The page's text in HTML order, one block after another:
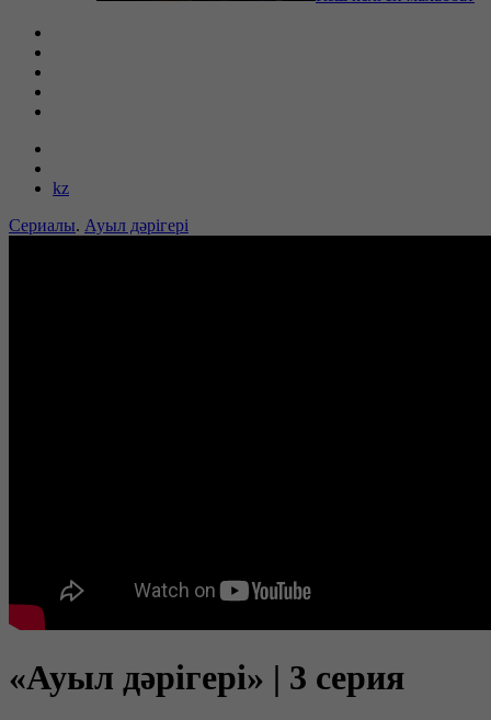
kz
Сериалы. Ауыл дәрігері
«Ауыл дәрігері» | 3 серия